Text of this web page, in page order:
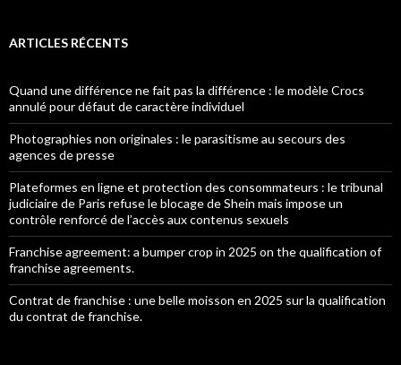
ARTICLES RÉCENTS
Quand une différence ne fait pas la différence : le modèle Crocs
annulé pour défaut de caractère individuel
Photographies non originales : le parasitisme au secours des
agences de presse
Plateformes en ligne et protection des consommateurs : le tribunal
judiciaire de Paris refuse le blocage de Shein mais impose un
contrôle renforcé de l’accès aux contenus sexuels
Franchise agreement: a bumper crop in 2025 on the qualification of
franchise agreements.
Contrat de franchise : une belle moisson en 2025 sur la qualification
du contrat de franchise.